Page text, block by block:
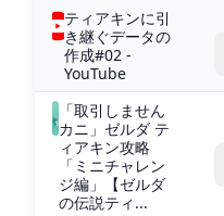
ティアキンに引
き継ぐデータの
作成#02 -
YouTube
「取引しません
カニ」ゼルダ テ
ィアキン攻略
「ミニチャレン
ジ編」【ゼルダ
の伝説ティ...